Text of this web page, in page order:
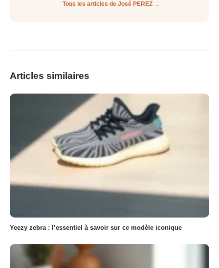
Tous les articles de José PEREZ →
Articles similaires
Yeezy zebra : l’essentiel à savoir sur ce modèle iconique